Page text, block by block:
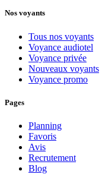
Nos voyants
Tous nos voyants
Voyance audiotel
Voyance privée
Nouveaux voyants
Voyance promo
Pages
Planning
Favoris
Avis
Recrutement
Blog